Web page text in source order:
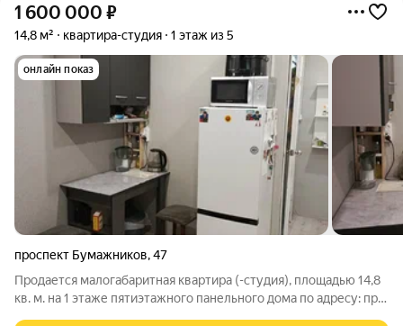
1 600 000 ₽
14,8 м² квартира-студия 1 этаж из 5
онлайн показ
проспект Бумажников,47
Продается малогабаритная квартира (-студия), площадью 14,8
кв. м. на 1 этаже пятиэтажного панельного дома по адресу: пр.